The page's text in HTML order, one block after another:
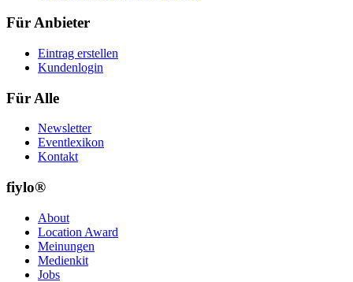
Für Anbieter
Eintrag erstellen
Kundenlogin
Für Alle
Newsletter
Eventlexikon
Kontakt
fiylo®
About
Location Award
Meinungen
Medienkit
Jobs